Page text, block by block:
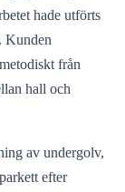
hade utförts
Kunden
från
hall och
av undergolv,
efter